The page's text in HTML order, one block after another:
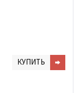
КУПИТЬ